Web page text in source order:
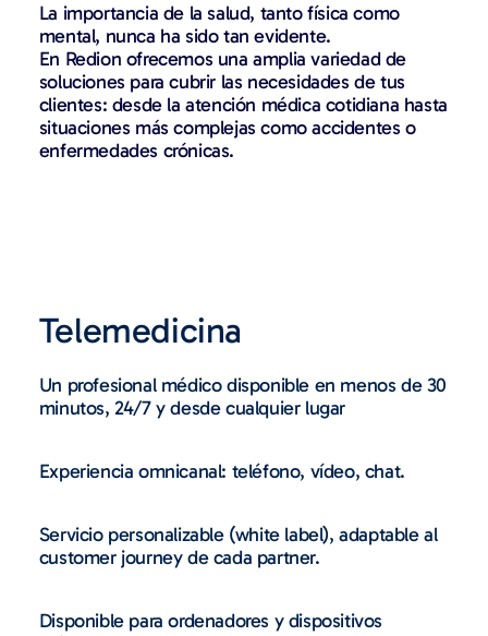
La importancia de la salud, tanto física como
mental, nunca ha sido tan evidente.
En Redion ofrecemos una amplia variedad de
soluciones para cubrir las necesidades de tus
clientes: desde la atención médica cotidiana hasta
situaciones más complejas como accidentes o
enfermedades crónicas.
Telemedicina
Un profesional médico disponible en menos de 30
minutos, 24/7 y desde cualquier lugar
Experiencia omnicanal: teléfono, vídeo, chat.
Servicio personalizable (white label), adaptable al
customer journey de cada partner.
Disponible para ordenadores y dispositivos